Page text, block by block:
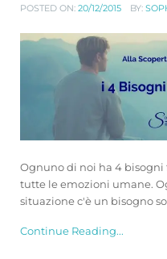
POSTED ON: 20/12/2015 BY:
Ognuno di noi ha 4
tutte le emozioni umane.
situazione c'è un bisogno
Continue Reading...